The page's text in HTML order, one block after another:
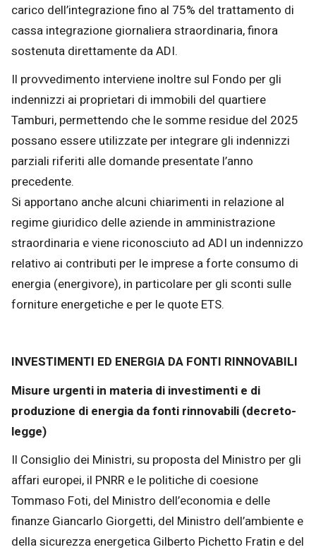
carico dell’integrazione fino al 75% del trattamento di
cassa integrazione giornaliera straordinaria, finora
sostenuta direttamente da ADI.
Il provvedimento interviene inoltre sul Fondo per gli
indennizzi ai proprietari di immobili del quartiere
Tamburi, permettendo che le somme residue del 2025
possano essere utilizzate per integrare gli indennizzi
parziali riferiti alle domande presentate l’anno
precedente.
Si apportano anche alcuni chiarimenti in relazione al
regime giuridico delle aziende in amministrazione
straordinaria e viene riconosciuto ad ADI un indennizzo
relativo ai contributi per le imprese a forte consumo di
energia (energivore), in particolare per gli sconti sulle
forniture energetiche e per le quote ETS.
INVESTIMENTI ED ENERGIA DA FONTI RINNOVABILI
Misure urgenti in materia di investimenti e di
produzione di energia da fonti rinnovabili (decreto-
legge)
Il Consiglio dei Ministri, su proposta del Ministro per gli
affari europei, il PNRR e le politiche di coesione
Tommaso Foti, del Ministro dell’economia e delle
finanze Giancarlo Giorgetti, del Ministro dell’ambiente e
della sicurezza energetica Gilberto Pichetto Fratin e del